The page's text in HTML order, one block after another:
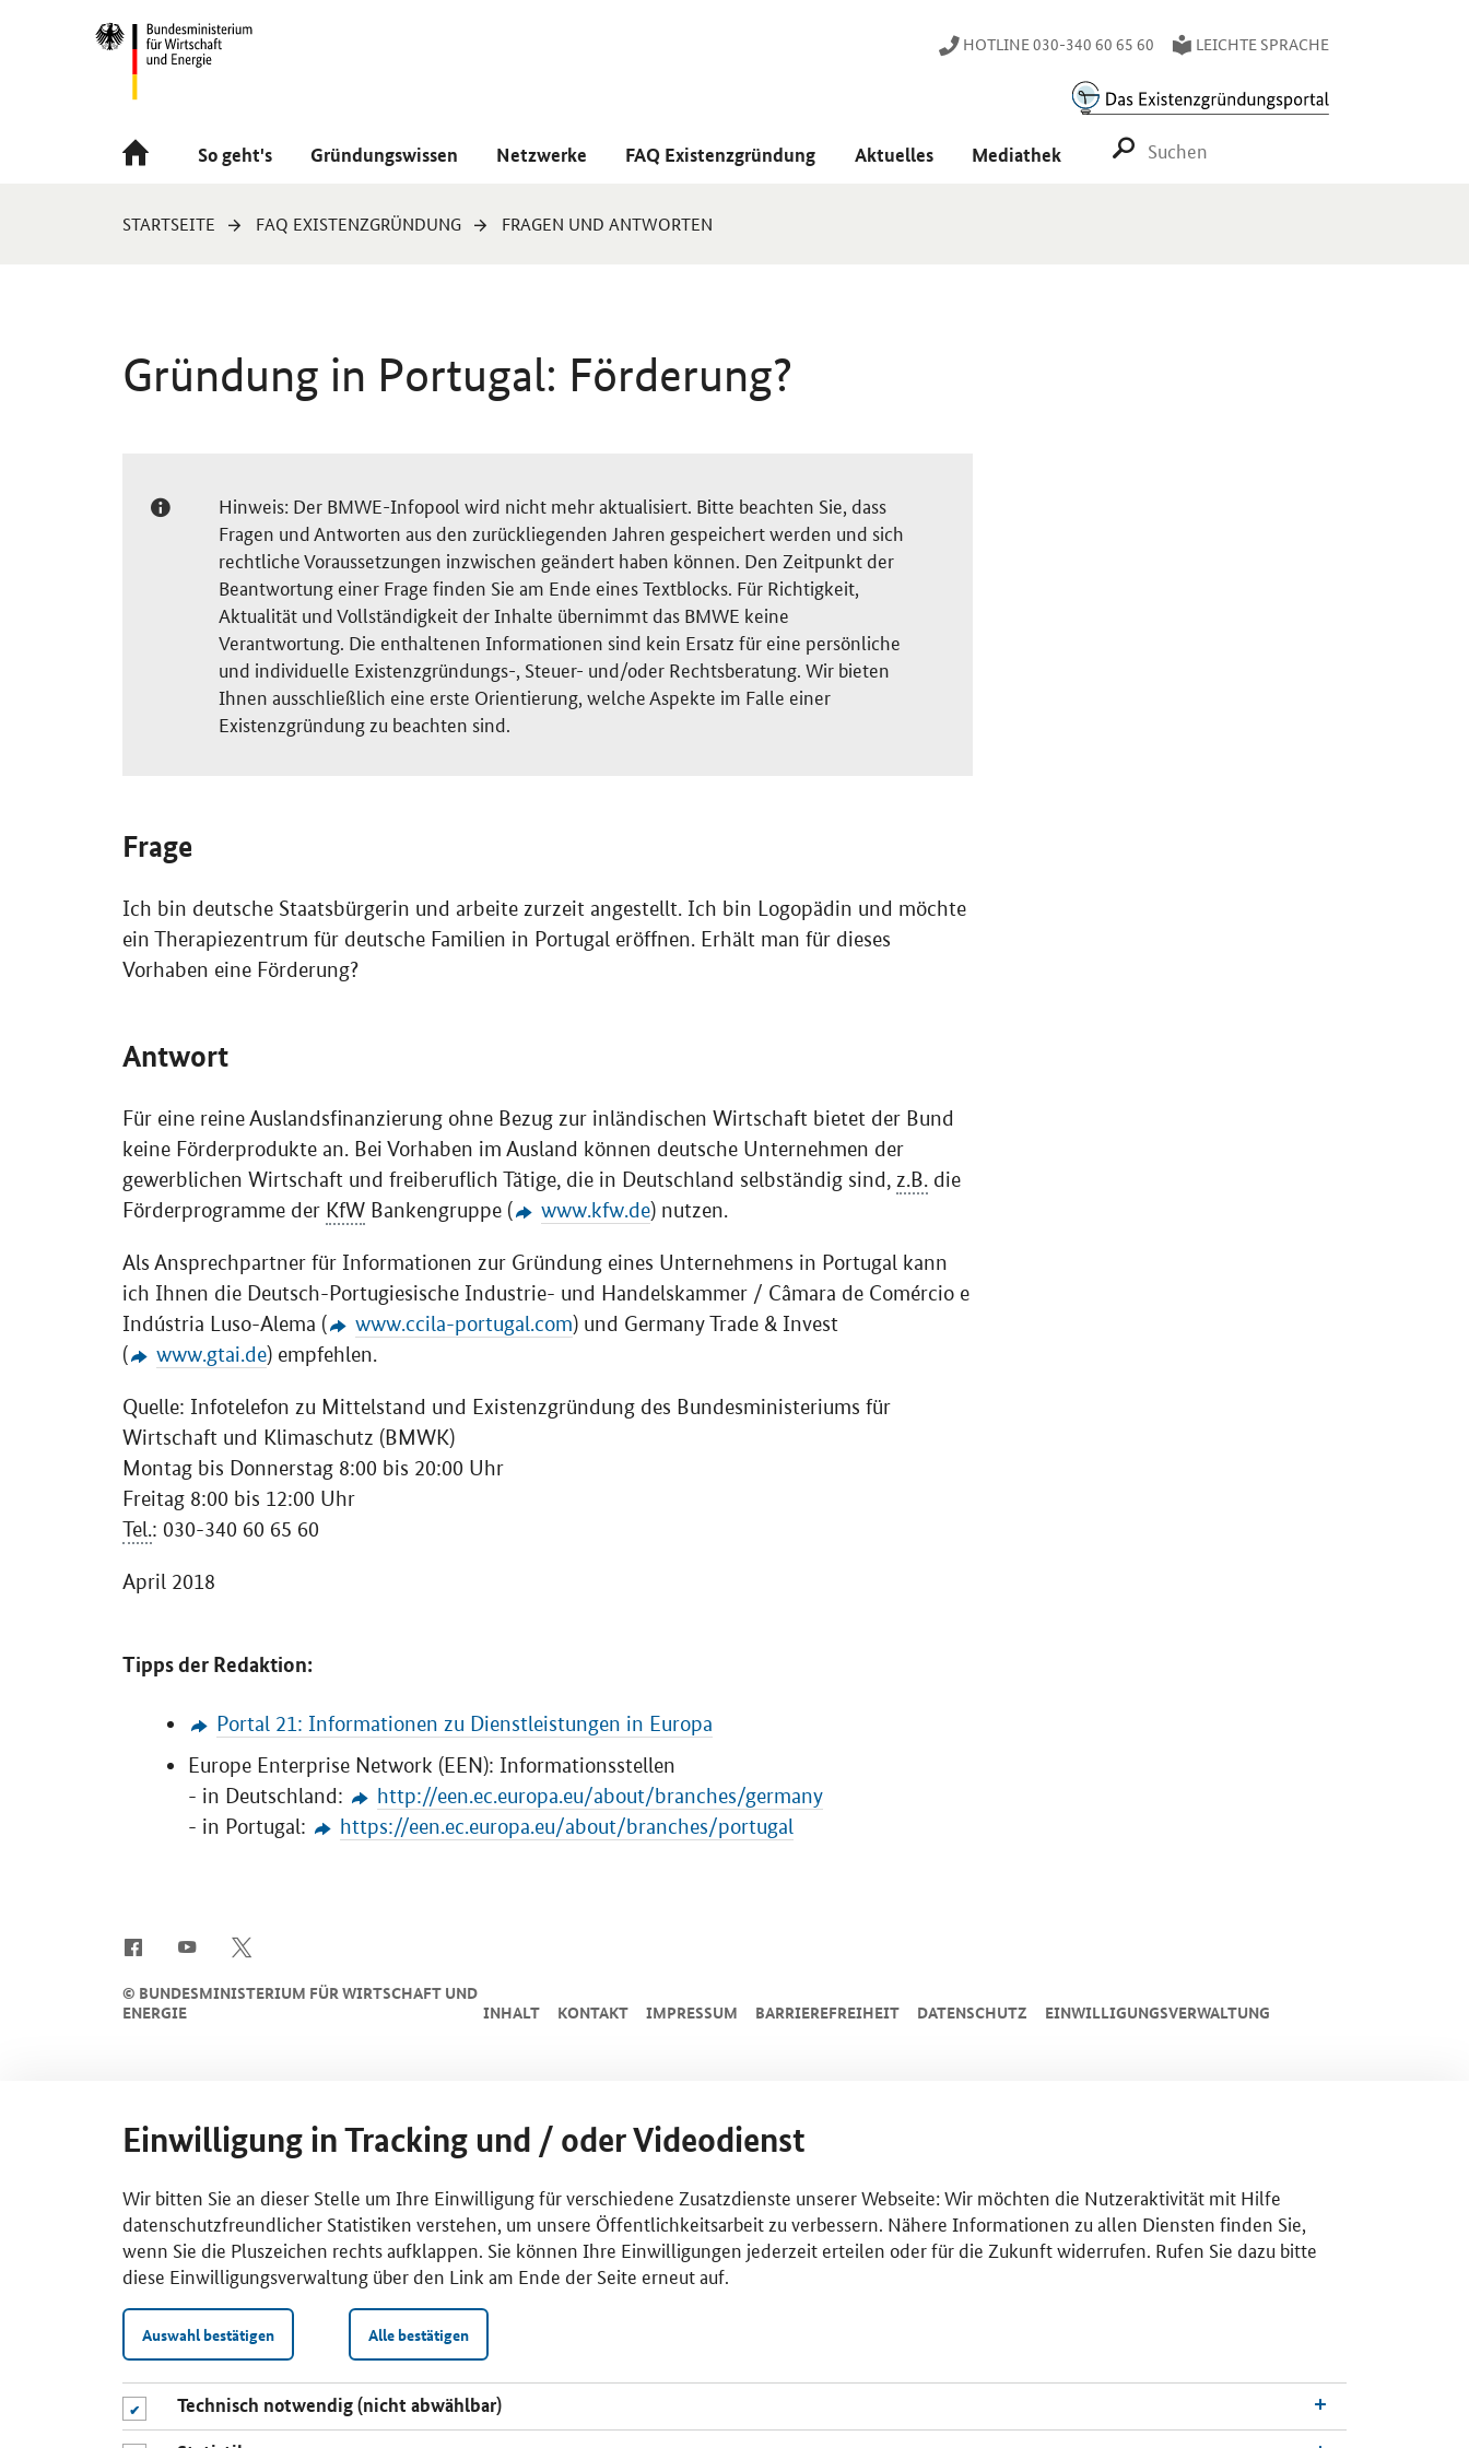
Navigation
Hauptmenü HOTLINE 030-340 60 65 60 LEICHTE SPRACHE
So geht's Gründungswissen Netzwerke FAQ Existenzgründung Aktuelles Mediathek SUCHE STARTEN
Sie
STARTSEITE FAQ EXISTENZGRÜNDUNG FRAGEN UND ANTWORTEN
Gründung in Portugal: Förderung?
Hinweis: Der BMWE-Infopool wird nicht mehr aktualisiert. Bitte beachten Sie, dass
Fragen und Antworten aus den zurückliegenden Jahren gespeichert werden und sich
rechtliche Voraussetzungen inzwischen geändert haben können. Den Zeitpunkt der
Beantwortung einer Frage finden Sie am Ende eines Textblocks. Für Richtigkeit,
Aktualität und Vollständigkeit der Inhalte übernimmt das BMWE keine
Verantwortung. Die enthaltenen Informationen sind kein Ersatz für eine persönliche
und individuelle Existenzgründungs-, Steuer- und/oder Rechtsberatung. Wir bieten
Ihnen ausschließlich eine erste Orientierung, welche Aspekte im Falle einer
Existenzgründung zu beachten sind.
Frage
Ich bin deutsche Staatsbürgerin und arbeite zurzeit angestellt. Ich bin Logopädin und möchte
ein Therapiezentrum für deutsche Familien in Portugal eröffnen. Erhält man für dieses
Vorhaben eine Förderung?
Antwort
Für eine reine Auslandsfinanzierung ohne Bezug zur inländischen Wirtschaft bietet der Bund
keine Förderprodukte an. Bei Vorhaben im Ausland können deutsche Unternehmen der
gewerblichen Wirtschaft und freiberuflich Tätige, die in Deutschland selbständig sind, z.B. die
Förderprogramme der KfW Bankengruppe ( www.kfw.de) nutzen.
Als Ansprechpartner für Informationen zur Gründung eines Unternehmens in Portugal kann
ich Ihnen die Deutsch-Portugiesische Industrie- und Handelskammer / Câmara de Comércio e
Indústria Luso-Alema (
www.ccila-portugal.com) und Germany Trade & Invest
(
www.gtai.de) empfehlen.
Quelle: Infotelefon zu Mittelstand und Existenzgründung des Bundesministeriums für
Wirtschaft und Klimaschutz (BMWK)
Montag bis Donnerstag 8:00 bis 20:00 Uhr
Freitag 8:00 bis 12:00 Uhr
Tel.: 030-340 60 65 60
April 2018
Tipps der Redaktion:
Portal 21: Informationen zu Dienstleistungen in Europa
Europe Enterprise Network (EEN): Informationsstellen
- in Deutschland:
http://een.ec.europa.eu/about/branches/germany
- in Portugal:
https://een.ec.europa.eu/about/branches/portugal
© BUNDESMINISTERIUM FÜR WIRTSCHAFT UND
ENERGIE
INHALT KONTAKT IMPRESSUM BARRIEREFREIHEIT DATENSCHUTZ EINWILLIGUNGSVERWALTUNG
Einwilligung in Tracking und / oder Videodienst
Wir bitten Sie an dieser Stelle um Ihre Einwilligung für verschiedene Zusatzdienste unserer Webseite: Wir möchten die Nutzeraktivität mit Hilfe
datenschutzfreundlicher Statistiken verstehen, um unsere Öffentlichkeitsarbeit zu verbessern. Nähere Informationen zu allen Diensten finden Sie,
wenn Sie die Pluszeichen rechts aufklappen. Sie können Ihre Einwilligungen jederzeit erteilen oder für die Zukunft widerrufen. Rufen Sie dazu bitte
diese Einwilligungsverwaltung über den Link am Ende der Seite erneut auf.
Auswahl bestätigen Alle bestätigen
Technisch notwendig (nicht abwählbar)